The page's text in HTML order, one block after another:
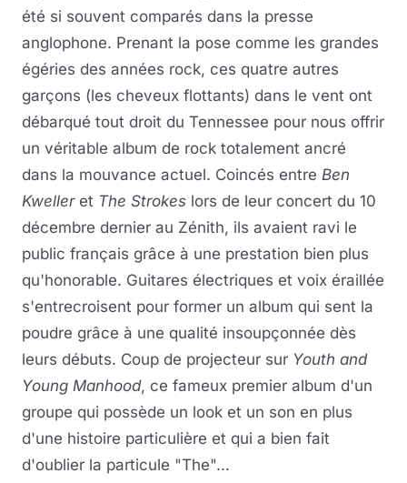
été si souvent comparés dans la presse
anglophone. Prenant la pose comme les grandes
égéries des années rock, ces quatre autres
garçons (les cheveux flottants) dans le vent ont
débarqué tout droit du Tennessee pour nous offrir
un véritable album de rock totalement ancré
dans la mouvance actuel. Coincés entre Ben
Kwelleret The Strokes lors de leur concert du 10
décembre dernier au Zénith, ils avaient ravi le
public français grâce à une prestation bien plus
qu'honorable. Guitares électriques et voix éraillée
s'entrecroisent pour former un album qui sent la
poudre grâce à une qualité insoupçonnée dès
leurs débuts. Coup de projecteur sur Youth and
Young Manhood, ce fameux premier album d'un
groupe qui possède un look et un son en plus
d'une histoire particulière et qui a bien fait
d'oublier la particule "The"...